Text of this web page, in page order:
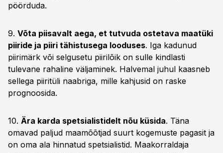
pöörduda.
9. Võta piisavalt aega, et tutvuda ostetava maatüki
piiride ja piiri tähistusega looduses. Iga kadunud
piirimärk või selgusetu piirilõik on sulle kindlasti
tulevane rahaline väljaminek. Halvemal juhul kaasneb
sellega piiritüli naabriga, mille kahjusid on raske
prognoosida.
10. Ära karda spetsialistidelt nõu küsida. Täna
omavad paljud maamõõtjad suurt kogemuste pagasit ja
on oma ala hinnatud spetsialistid. Maakorraldaja